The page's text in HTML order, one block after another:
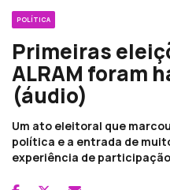
POLÍTICA
Primeiras
ALRAM foram
(áudio)
Um ato eleitoral que
política e a entrada de
experiência de